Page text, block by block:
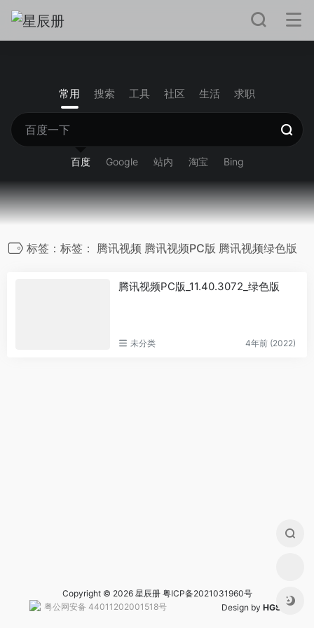
常用 搜索 工具 社区 生活 求职
百度 Google 站内 淘宝 Bing
标签：标签： 腾讯视频 腾讯视频PC版 腾讯视频绿色版
腾讯视频PC版_11.40.3072_绿色版
未分类 4年前 (2022)
Copyright © 2026 星辰册 粤ICP备2021031960号
粤公网安备 44011202001518号Design by HGS